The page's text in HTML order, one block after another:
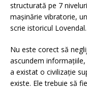
structurată pe 7
mașinărie vibratorie,
scrie istoricul Lovendal.
Nu este corect să
ascundem informațiile,
a existat o civilizație
existe. Ele trebuie să